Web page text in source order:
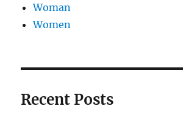
Woman
Women
Recent Posts